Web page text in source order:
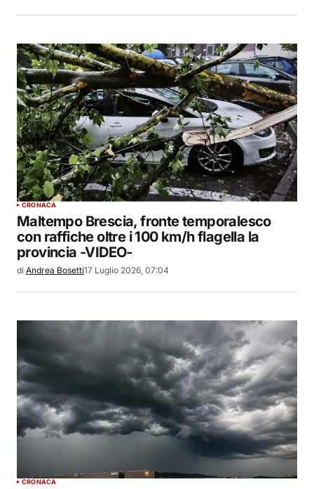
CRONACA
Maltempo Brescia, fronte temporalesco
con raffiche oltre i 100 km/h flagella la
provincia -VIDEO-
di Andrea Bosetti17 Luglio 2026, 07:04
CRONACA